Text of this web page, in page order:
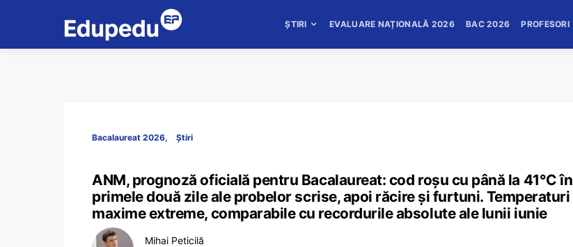
ȘTIRI EVALUARE NAȚIONALĂ 2026 BAC 2026 PROFESORI
Bacalaureat 2026 Știri
ANM, prognoză oficială pentru Bacalaureat: cod roșu cu până la 41°C în
primele două zile ale probelor scrise, apoi răcire și furtuni. Temperaturi
maxime extreme, comparabile cu recordurile absolute ale lunii iunie
Mihai Peticilă